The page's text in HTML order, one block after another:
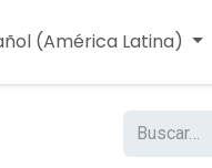
(América Latina)